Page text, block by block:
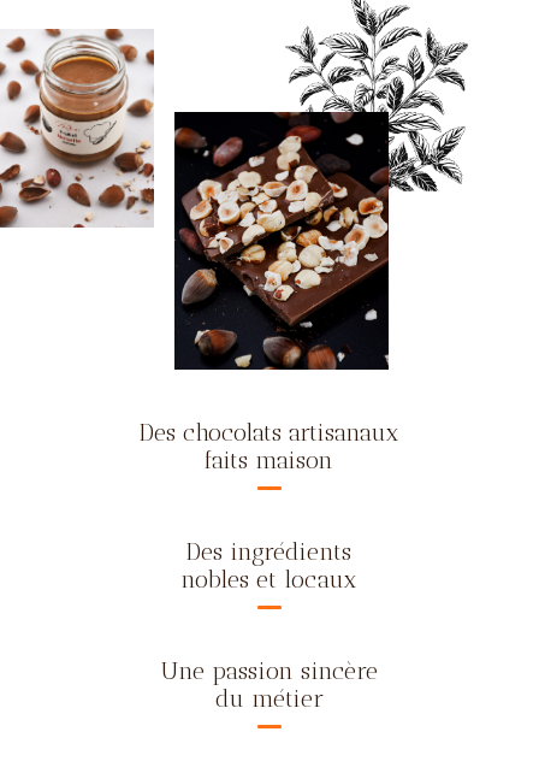
Des chocolats artisanaux
faits maison
Des ingrédients
nobles et locaux
Une passion sincère
du métier